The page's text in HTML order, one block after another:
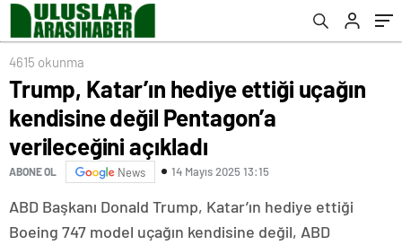
açıkladı
4615 okunma
Trump, Katar’ın hediye ettiği uçağın
kendisine değil Pentagon’a
verileceğini açıkladı
ABONE OL News 14 Mayıs 2025 13:15
ABD Başkanı Donald Trump, Katar’ın hediye ettiği
Boeing 747 model uçağın kendisine değil, ABD